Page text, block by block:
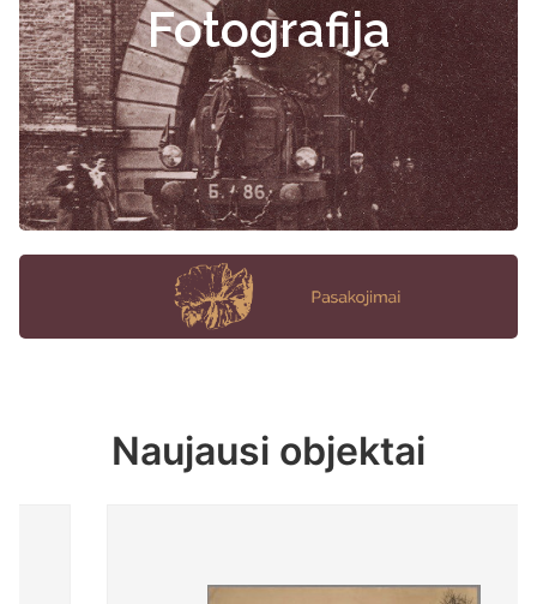
Fotografija
Naujausi objektai